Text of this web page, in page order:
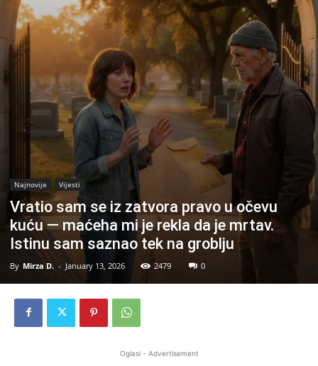
Najnovije Vijesti
Vratio sam se iz zatvora pravo u očevu
kuću — maćeha mi je rekla da je mrtav.
Istinu sam saznao tek na groblju
By Mirza D. - January 13, 2026 2479 0
Oglasi - Advertisement